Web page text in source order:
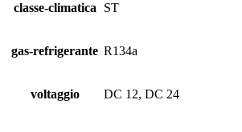
classe-climatica ST
gas-refrigerante R134a
voltaggio DC 12, DC 24